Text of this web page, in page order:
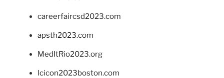
careerfaircsd2023.com
apsth2023.com
MedItRio2023.org
lcicon2023boston.com